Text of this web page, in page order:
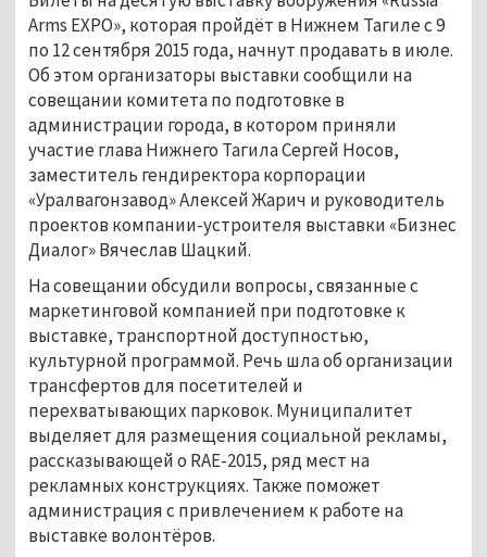
Arms EXPO», которая пройдёт в Нижнем Тагиле с 9
по 12 сентября 2015 года, начнут продавать в июле.
Об этом организаторы выставки сообщили на
совещании комитета по подготовке в
администрации города, в котором приняли
участие глава Нижнего Тагила Сергей Носов,
заместитель гендиректора корпорации
«Уралвагонзавод» Алексей Жарич и руководитель
проектов компании-устроителя выставки «Бизнес
Диалог» Вячеслав Шацкий.
На совещании обсудили вопросы, связанные с
маркетинговой компанией при подготовке к
выставке, транспортной доступностью,
культурной программой. Речь шла об организации
трансфертов для посетителей и
перехватывающих парковок. Муниципалитет
выделяет для размещения социальной рекламы,
рассказывающей о RAE-2015, ряд мест на
рекламных конструкциях. Также поможет
администрация с привлечением к работе на
выставке волонтёров.